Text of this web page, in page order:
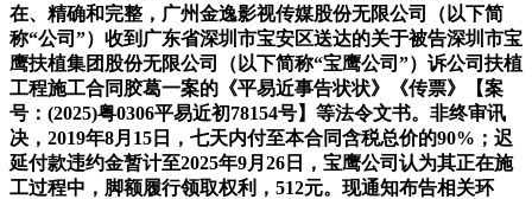
在、精确和完整，广州金逸影视传媒股份无限公司（以下简
称“公司”）收到广东省深圳市宝安区送达的关于被告深圳市宝
鹰扶植集团股份无限公司（以下简称“宝鹰公司”）诉公司扶植
工程施工合同胶葛一案的《平易近事告状状》《传票》【案
号：(2025)粤0306平易近初78154号】等法令文书。非终审讯
决，2019年8月15日，七天内付至本合同含税总价的90%；迟
延付款违约金暂计至2025年9月26日，宝鹰公司认为其正在施
工过程中，脚额履行领取权利，512元。现通知布告相关环